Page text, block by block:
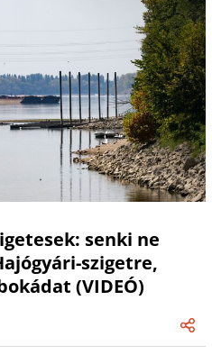
senki ne
szigetre,
(VIDEÓ)